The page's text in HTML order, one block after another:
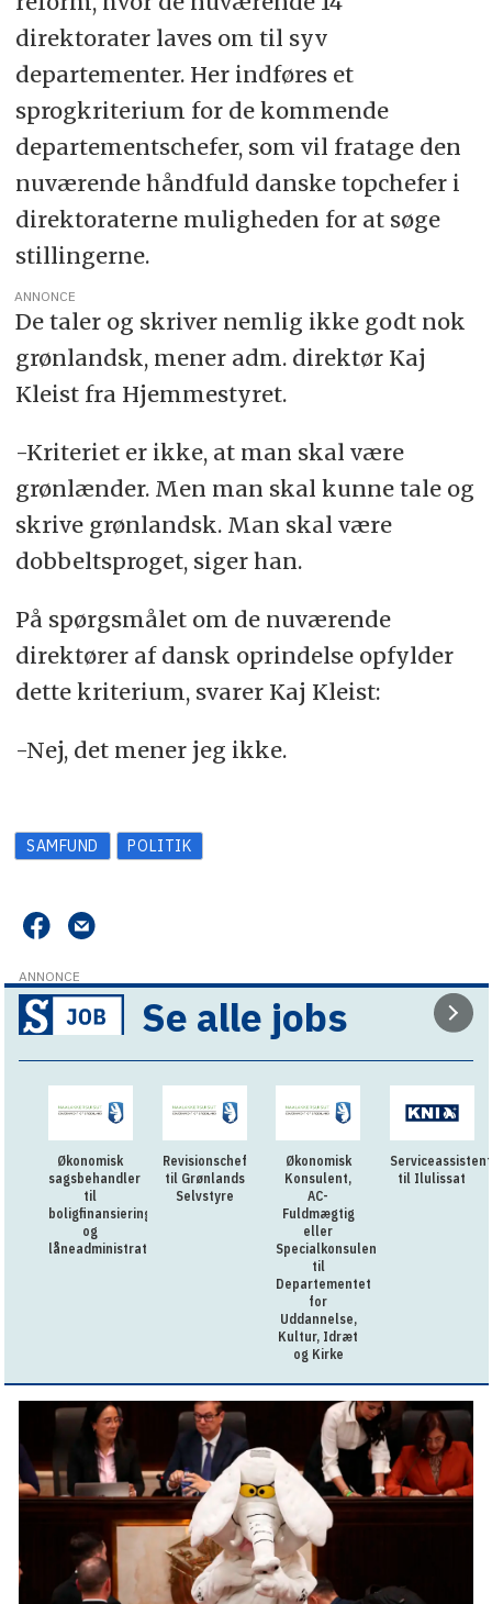
direktorater laves om til syv
departementer. Her indføres et
sprogkriterium for de kommende
departementschefer, som vil fratage den
nuværende håndfuld danske topchefer i
direktoraterne muligheden for at søge
stillingerne.
ANNONCE
De taler og skriver nemlig ikke godt nok
grønlandsk, mener adm. direktør Kaj
Kleist fra Hjemmestyret.
-Kriteriet er ikke, at man skal være
grønlænder. Men man skal kunne tale og
skrive grønlandsk. Man skal være
dobbeltsproget, siger han.
På spørgsmålet om de nuværende
direktører af dansk oprindelse opfylder
dette kriterium, svarer Kaj Kleist:
-Nej, det mener jeg ikke.
SAMFUND POLITIK
ANNONCE
Se alle jobs
Økonomisk
sagsbehandler
til
boligfinansiering
og
låneadministration
Revisionschef
til Grønlands
Selvstyre
Økonomisk
Konsulent,
AC-
Fuldmægtig
eller
Specialkonsulent
til
Departementet
for
Uddannelse,
Kultur, Idræt
og Kirke
Serviceassistent
til Ilulissat